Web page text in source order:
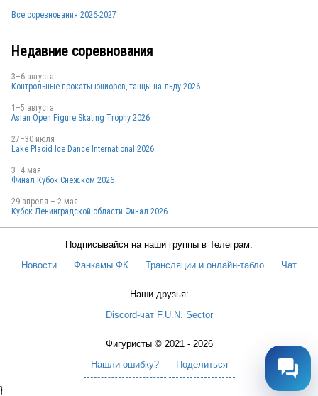
Все соревнования 2026-2027
Недавние соревнования
3–6 августа
Контрольные прокаты юниоров, танцы на льду 2026
1–5 августа
Asian Open Figure Skating Trophy 2026
27–30 июля
Lake Placid Ice Dance International 2026
3–4 мая
Финал Кубок Снеж.ком 2026
29 апреля – 2 мая
Кубок Ленинградской области Финал 2026
Подписывайся на наши группы в Телеграм:
Новости
Фанкамы ФК Трансляции и онлайн-табло Чат
Наши друзья:
Discord-чат F.U.N. Sector
Фигуристы © 2021 - 2026
Нашли ошибку?
Поделиться
}